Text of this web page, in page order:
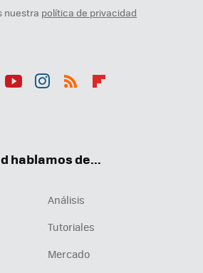
nuestra política de privacidad
hablamos de...
Análisis
Tutoriales
Mercado